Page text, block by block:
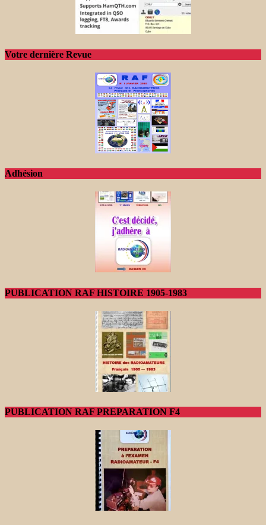
Votre dernière Revue
Adhésion
PUBLICATION RAF HISTOIRE 1905-1983
PUBLICATION RAF PREPARATION F4